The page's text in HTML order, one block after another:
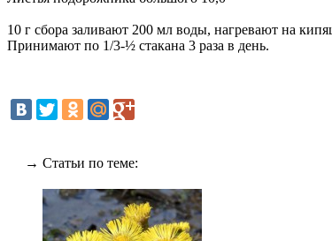
10 г сбора заливают 200 мл воды, нагревают на
Принимают по 1/3-½ стакана 3 раза в день.
→ Статьи по теме: